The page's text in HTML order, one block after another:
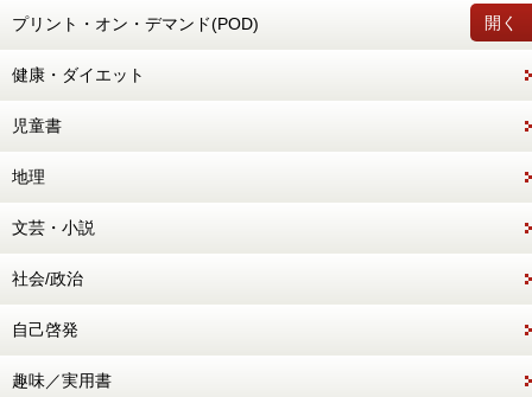
開く
プリント・オン・デマンド(POD)
健康・ダイエット
児童書
地理
文芸・小説
社会/政治
自己啓発
趣味／実用書